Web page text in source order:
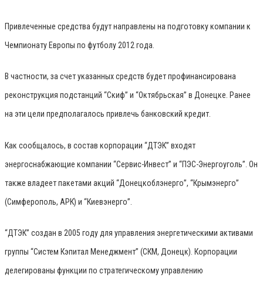
Привлеченные средства будут направлены на подготовку компании к
Чемпионату Европы по футболу 2012 года.
В частности, за счет указанных средств будет профинансирована
реконструкция подстанций “Скиф” и “Октябрьская” в Донецке. Ранее
на эти цели предполагалось привлечь банковский кредит.
Как сообщалось, в состав корпорации “ДТЭК” входят
энергоснабжающие компании “Сервис-Инвест” и “ПЭС-Энергоуголь”. Он
также владеет пакетами акций “Донецкоблэнерго”, “Крымэнерго”
(Симферополь, АРК) и “Киевэнерго”.
“ДТЭК” создан в 2005 году для управления энергетическими активами
группы “Систем Кэпитал Менеджмент” (СКМ, Донецк). Корпорации
делегированы функции по стратегическому управлению